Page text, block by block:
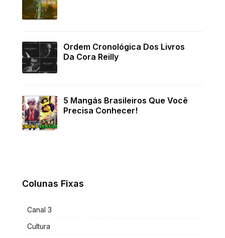
Ordem Cronológica Dos Livros
Da Cora Reilly
5 Mangás Brasileiros Que Você
Precisa Conhecer!
Colunas Fixas
Canal 3
Cultura